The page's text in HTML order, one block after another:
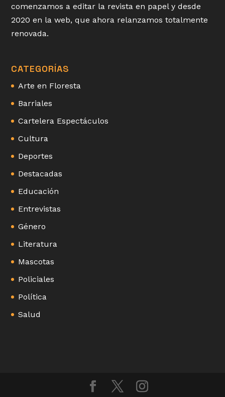
comenzamos a editar la revista en papel y desde
2020 en la web, que ahora relanzamos totalmente
renovada.
CATEGORÍAS
Arte en Floresta
Barriales
Cartelera Espectáculos
Cultura
Deportes
Destacadas
Educación
Entrevistas
Género
Literatura
Mascotas
Policiales
Política
Salud